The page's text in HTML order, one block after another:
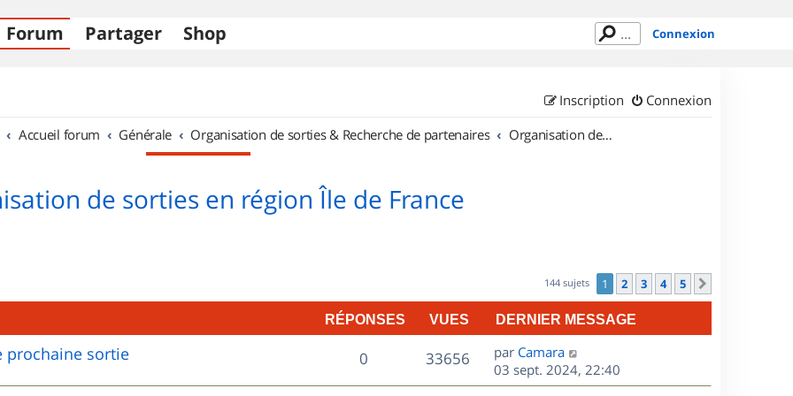
Forum Partager Shop Connexion
Connexion
Inscription
Accueil forum Générale Organisation de sorties & Recherche de partenaires Organisation de sorties en région Île de France
de sorties en région Île de France
144 sujets 1 2 3 4 5
RÉPONSES VUES DERNIER MESSAGE
prochaine sortie 0R
é
33656V
u
D
e
r
par Camara
03 sept. 2024, 22:40